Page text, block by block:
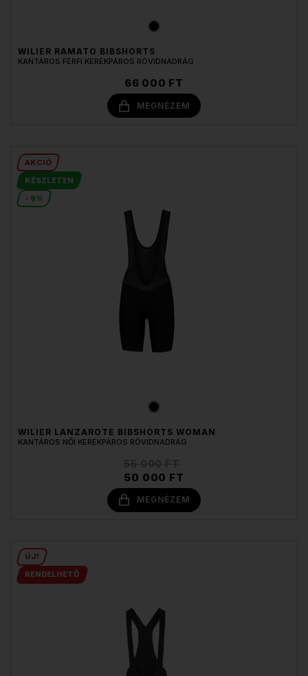
WILIER RAMATO BIBSHORTS
KANTÁROS FÉRFI KERÉKPÁROS RÖVIDNADRÁG
66 000 FT
MEGNÉZEM
AKCIÓ
KÉSZLETEN
- 9%
WILIER LANZAROTE BIBSHORTS WOMAN
KANTÁROS NŐI KERÉKPÁROS RÖVIDNADRÁG
50 000 FT
MEGNÉZEM
ÚJ!
RENDELHETŐ